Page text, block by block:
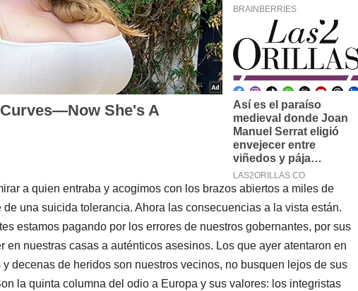
a quien entraba y acogimos con los brazos abiertos a miles de
una suicida tolerancia. Ahora las consecuencias a la vista están.
estamos pagando por los errores de nuestros gobernantes, por sus
en nuestras casas a auténticos asesinos. Los que ayer atentaron en
decenas de heridos son nuestros vecinos, no busquen lejos de sus
la quinta columna del odio a Europa y sus valores: los integristas